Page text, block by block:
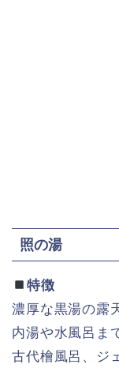
照の湯
特徴
濃厚な黒湯の露
内湯や水風呂ま
古代檜風呂、ジ